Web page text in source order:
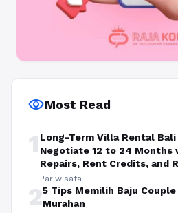
visibilityMost Read
1 Long-Term Villa Rental Bali
Negotiate 12 to 24 Months
Repairs, Rent Credits, and
Pariwisata
25 Tips Memilih Baju
Murahan